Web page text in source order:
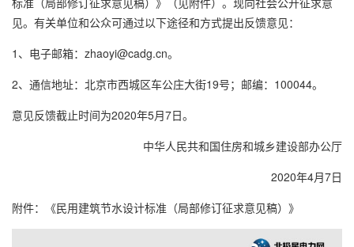
见。有关单位和公众可通过以下途径和方式提出反馈意见：
1、电子邮箱：zhaoyi@cadg.cn。
2、通信地址：北京市西城区车公庄大街19号；邮编：100044。
意见反馈截止时间为2020年5月7日。
中华人民共和国住房和城乡建设部办公厅
2020年4月7日
附件：《民用建筑节水设计标准（局部修订征求意见稿）》